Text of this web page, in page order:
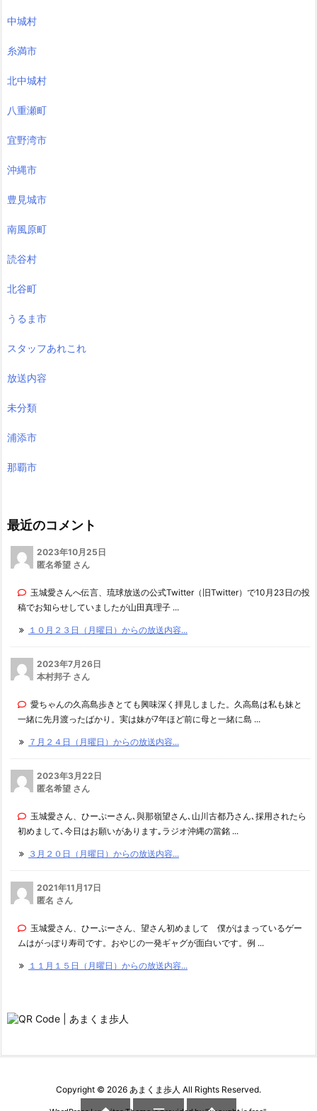
中城村
糸満市
北中城村
八重瀬町
宜野湾市
沖縄市
豊見城市
南風原町
読谷村
北谷町
うるま市
スタッフあれこれ
放送内容
未分類
浦添市
那覇市
最近のコメント
2023年10月25日
匿名希望 さん
玉城愛さんへ伝言、琉球放送の公式Twitter（旧Twitter）で10月23日の投
稿でお知らせしていましたが山田真理子 ...
１０月２３日（月曜日）からの放送内容...
2023年7月26日
本村邦子 さん
愛ちゃんの久高島歩きとても興味深く拝見しました。久高島は私も妹と
一緒に先月渡ったばかり。実は妹が7年ほど前に母と一緒に島 ...
７月２４日（月曜日）からの放送内容...
2023年3月22日
匿名希望 さん
玉城愛さん、ひーぷーさん､與那嶺望さん､山川古都乃さん､採用されたら
初めまして､今日はお願いがあります｡ラジオ沖縄の當銘 ...
３月２０日（月曜日）からの放送内容...
2021年11月17日
匿名 さん
玉城愛さん、ひーぷーさん、望さん初めまして 僕がはまっているゲー
ムはがっぽり寿司です。おやじの一発ギャグが面白いです。例 ...
１１月１５日（月曜日）からの放送内容...
Copyright © 2026 あまくま歩人 All Rights Reserved.